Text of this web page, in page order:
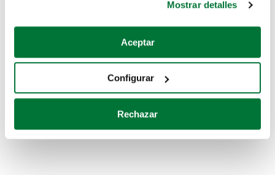
Si lo permite, también quisiéramos:
Recopilar información sobre su ubicación geográfica
Identificar su dispositivo analizándolo activamente
para buscar características específicas (huellas
Obtenga más información sobre cómo se procesan sus
Mostrar detalles
Aceptar
Configurar
Rechazar
Coches de segunda mano
Coches de km0